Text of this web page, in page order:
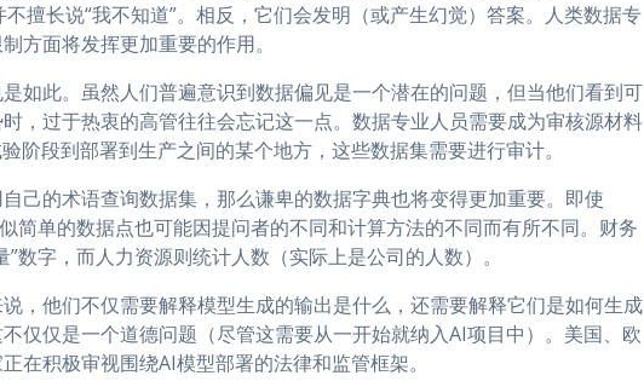
擅长说“我不知道”。相反，它们会发明（或产生幻觉）答案。人类数据专
方面将发挥更加重要的作用。
如此。虽然人们普遍意识到数据偏见是一个潜在的问题，但当他们看到可
，过于热衷的高管往往会忘记这一点。数据专业人员需要成为审核源材料
阶段到部署到生产之间的某个地方，这些数据集需要进行审计。
己的术语查询数据集，那么谦卑的数据字典也将变得更加重要。即使
简单的数据点也可能因提问者的不同和计算方法的不同而有所不同。财务
数字，而人力资源则统计人数（实际上是公司的人数）。
，他们不仅需要解释模型生成的输出是什么，还需要解释它们是如何生成
仅仅是一个道德问题（尽管这需要从一开始就纳入AI项目中）。美国、欧
在积极审视围绕AI模型部署的法律和监管框架。